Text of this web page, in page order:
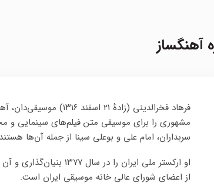
آهنگساز
فرهاد فخرالدینی (زادهٔ ۲۱
مشهوری را برای موسیقی متن فیلم‌های سینمایی و
سربداران، امام علی و بوعلی سینا از جمله آن‌ها
از اعضای شورای عالی خانه موسیقی ایران است.